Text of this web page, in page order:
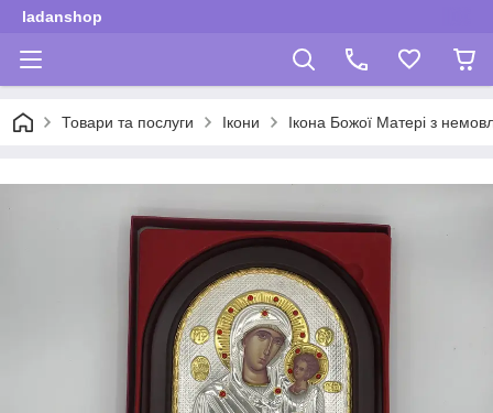
ladanshop
Товари та послуги Ікони Ікона Божої Матері з